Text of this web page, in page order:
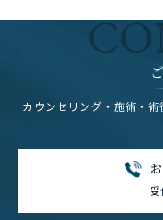
カウンセリング・施術・